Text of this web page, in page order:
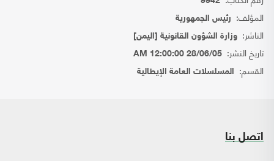
المؤلف: رئيس الجمهورية
الناشر: وزارة الشؤون القانونية [اليمن]
تاريخ النشر: 28/06/05 12:00:00 AM
القسم: المسلسلات العامة الإيطالية
اتصل بنا